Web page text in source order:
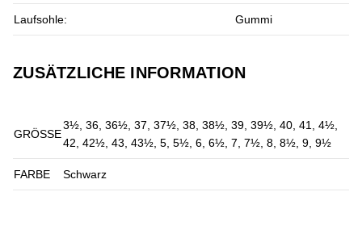
Laufsohle: Gummi
ZUSÄTZLICHE INFORMATION
GRÖSSE
3½, 36, 36½, 37, 37½, 38, 38½, 39, 39½, 40, 41, 4½,
42, 42½, 43, 43½, 5, 5½, 6, 6½, 7, 7½, 8, 8½, 9, 9½
FARBE Schwarz